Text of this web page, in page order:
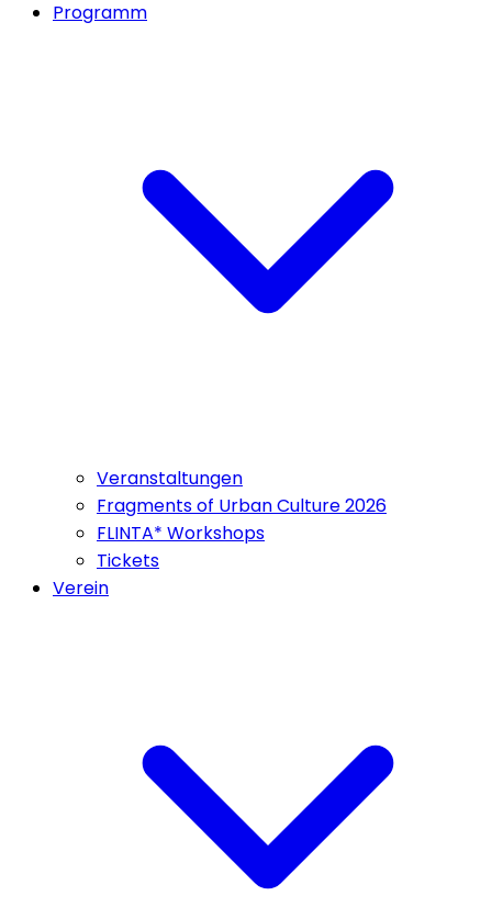
Programm
Veranstaltungen
Fragments of Urban Culture 2026
FLINTA* Workshops
Tickets
Verein